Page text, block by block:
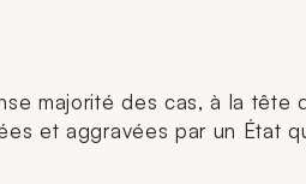
majorité des cas, à la
et aggravées par un État